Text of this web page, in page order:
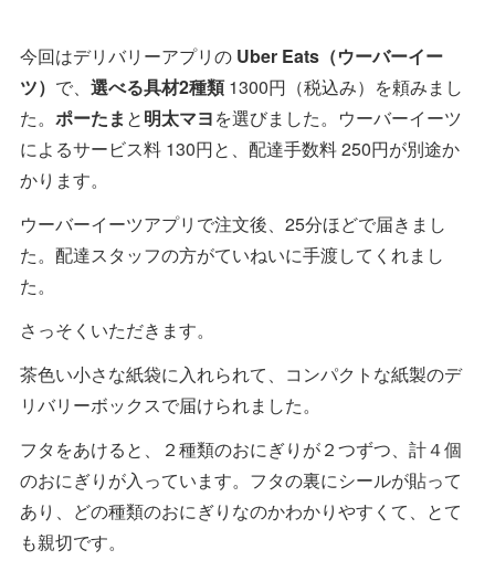
今回はデリバリーアプリの Uber Eats（ウーバーイー
ツ） で、 選べる具材2種類1300円（税込み）を頼みまし
た。 ポーたまと明太マヨを選びました。ウーバーイーツ
によるサービス料 130円と、配達手数料 250円が別途か
かります。
ウーバーイーツアプリで注文後、25分ほどで届きまし
た。配達スタッフの方がていねいに手渡してくれまし
た。
さっそくいただきます。
茶色い小さな紙袋に入れられて、コンパクトな紙製のデ
リバリーボックスで届けられました。
フタをあけると、２種類のおにぎりが２つずつ、計４個
のおにぎりが入っています。フタの裏にシールが貼って
あり、どの種類のおにぎりなのかわかりやすくて、とて
も親切です。